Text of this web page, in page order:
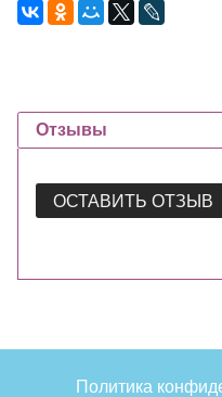
Отзывы
ОСТАВИТЬ ОТЗЫВ
Политика